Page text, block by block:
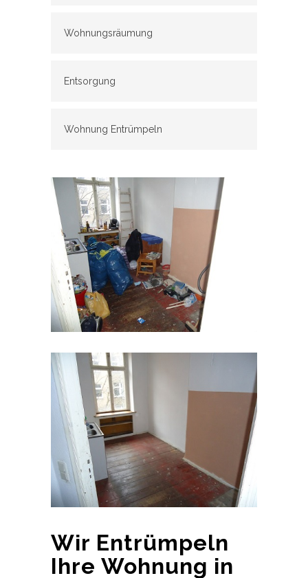
Wohnungsräumung
Entsorgung
Wohnung Entrümpeln
Wir Entrümpeln
Ihre Wohnung in